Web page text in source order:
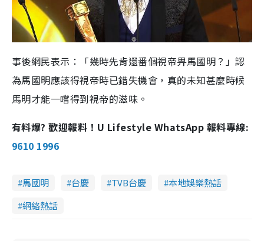
事後網民表示：「幾時先肯還番個視帝畀馬國明？」認
為馬國明應該得視帝時已錯失機會，真的未知甚麼時候
馬明才能一嚐得到視帝的滋味。
有料爆? 歡迎報料！U Lifestyle WhatsApp 報料專線:
9610 1996
馬國明 台慶 TVB台慶
本地娛樂熱話
網絡熱話